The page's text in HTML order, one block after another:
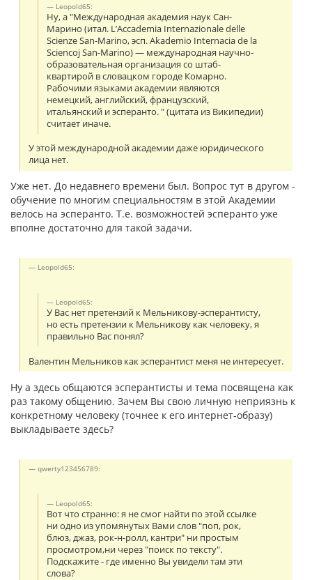
Leopold65:
Ну, а "Международная академия наук Сан-
Марино (итал. L’Accademia Internazionale delle
Scienze San-Marino, эсп. Akademio Internacia de la
Sciencoj San-Marino) — международная научно-
образовательная организация со штаб-
квартирой в словацком городе Комарно.
Рабочими языками академии являются
немецкий, английский, французский,
итальянский и эсперанто. " (цитата из Википедии)
считает иначе.
У этой международной академии даже юридического
лица нет.
Уже нет. До недавнего времени был. Вопрос тут в другом -
обучение по многим специальностям в этой Академии
велось на эсперанто. Т.е. возможностей эсперанто уже
вполне достаточно для такой задачи.
Leopold65:
Leopold65:
У Вас нет претензий к Мельникову-эсперантисту,
но есть претензии к Мельникову как человеку, я
правильно Вас понял?
Валентин Мельников как эсперантист меня не интересует.
Ну а здесь общаются эсперантисты и тема посвящена как
раз такому общению. Зачем Вы свою личную неприязнь к
конкретному человеку (точнее к его интернет-образу)
выкладываете здесь?
qwerty123456789:
Leopold65:
Вот что странно: я не смог найти по этой ссылке
ни одно из упомянутых Вами слов "поп, рок,
блюз, джаз, рок-н-ролл, кантри" ни простым
просмотром,ни через "поиск по тексту".
Подскажите - где именно Вы увидели там эти
слова?